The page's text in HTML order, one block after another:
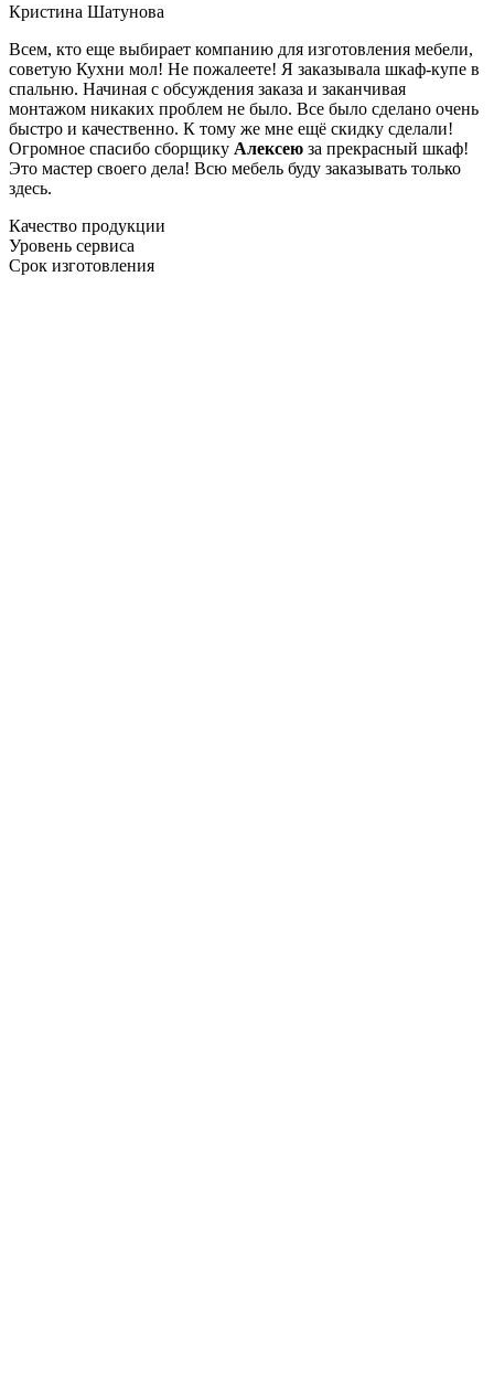
Кристина Шатунова
Всем, кто еще выбирает компанию для изготовления мебели,
советую Кухни мол! Не пожалеете! Я заказывала шкаф-купе в
спальню. Начиная с обсуждения заказа и заканчивая
монтажом никаких проблем не было. Все было сделано очень
быстро и качественно. К тому же мне ещё скидку сделали!
Огромное спасибо сборщику Алексею за прекрасный шкаф!
Это мастер своего дела! Всю мебель буду заказывать только
здесь.
Качество продукции
Уровень сервиса
Срок изготовления